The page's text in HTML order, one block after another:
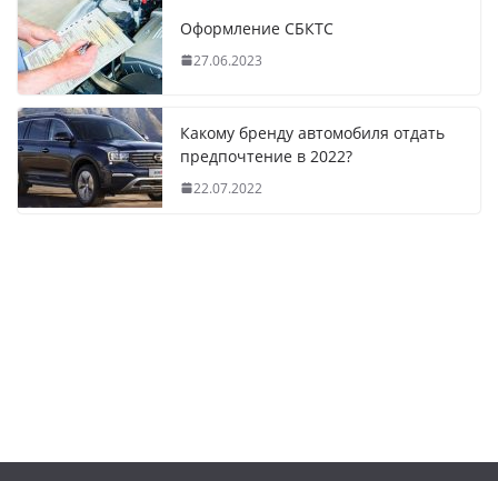
Оформление СБКТС
27.06.2023
Какому бренду автомобиля отдать
предпочтение в 2022?
22.07.2022